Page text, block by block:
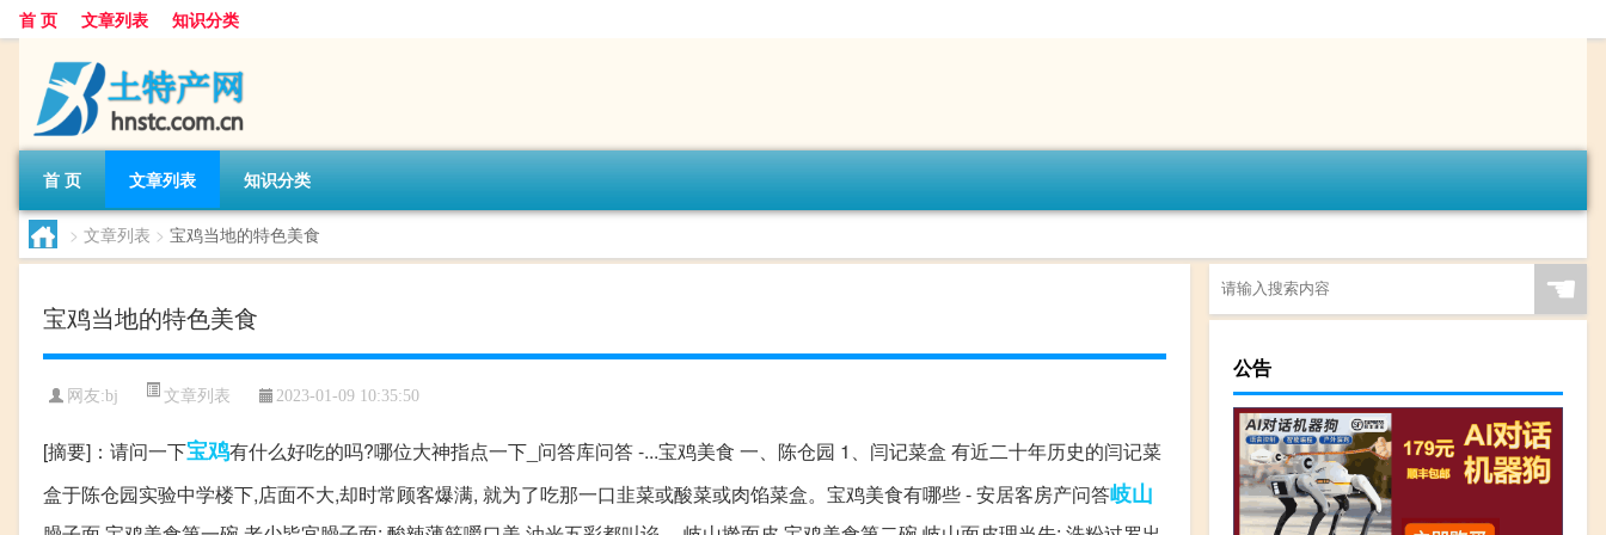
首 页 文章列表 知识分类
首 页 文章列表 知识分类
> 文章列表 > 宝鸡当地的特色美食
宝鸡当地的特色美食
网友:bj 文章列表 2023-01-09 10:35:50
[摘要]：请问一下宝鸡有什么好吃的吗?哪位大神指点一下_问答库问答 -...宝鸡美食 一、陈仓园 1、闫记菜盒 有近二十年历史的闫记菜
盒于陈仓园实验中学楼下,店面不大,却时常顾客爆满, 就为了吃那一口韭菜或酸菜或肉馅菜盒。宝鸡美食有哪些 - 安居客房产问答岐山
☚
公告